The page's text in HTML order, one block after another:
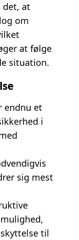
det, at
om
at følge
situation.
endnu et
i
sig mest
til